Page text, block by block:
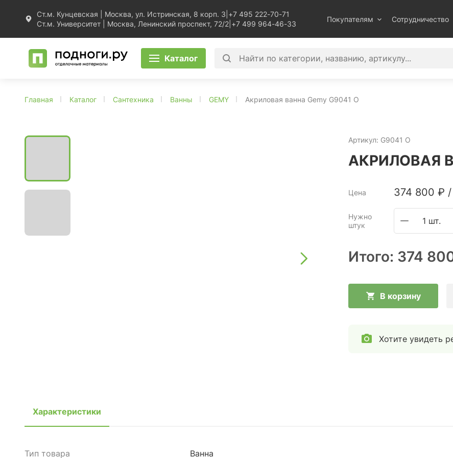
Ст.м. Кунцевская | Москва, ул. Истринская, 8 корп. 3 +7 495 222-70-71
Ст.м. Университет | Москва, Ленинский проспект, 72/2 +7 499 964-46-33
Покупателям Сотрудничество
Каталог
Главная Каталог Сантехника Ванны GEMY Акриловая ванна Gemy G9041 O
Артикул: G9041 O
АКРИЛОВАЯ
Цена 374 800 ₽ /
Нужно
штук
1 шт.
Итого: 374
В корзину
Хотите увидеть
Характеристики
Тип товара
Ванна